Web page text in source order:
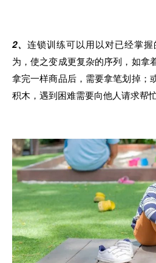
2、 连锁训练可以用以对已经掌握
为，使之变成更复杂的序列，如拿
拿完一样商品后，需要拿笔划掉；
积木 ， 遇到困难需要向他人请求帮